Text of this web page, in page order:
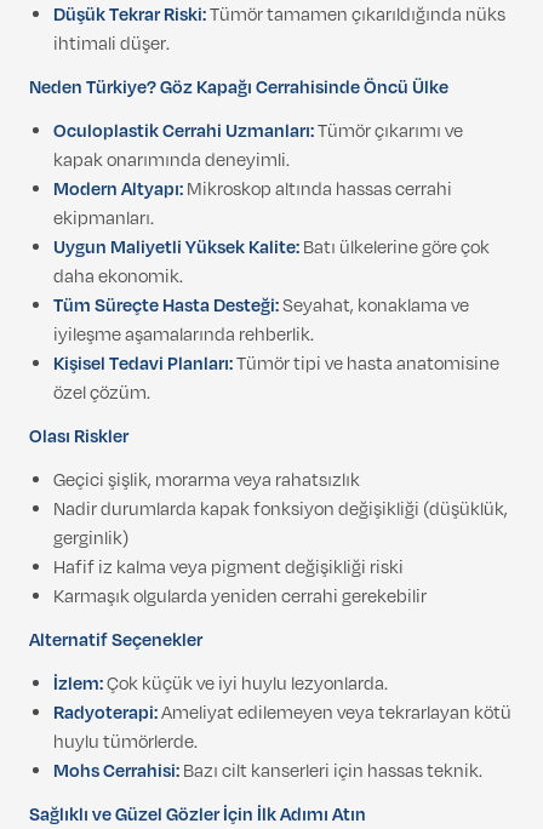
Düşük Tekrar Riski:Tümör tamamen çıkarıldığında nüks
ihtimali düşer.
Neden Türkiye? Göz Kapağı Cerrahisinde Öncü Ülke
Oculoplastik Cerrahi Uzmanları:Tümör çıkarımı ve
kapak onarımında deneyimli.
Modern Altyapı:Mikroskop altında hassas cerrahi
ekipmanları.
Uygun Maliyetli Yüksek Kalite:Batı ülkelerine göre çok
daha ekonomik.
Tüm Süreçte Hasta Desteği:Seyahat, konaklama ve
iyileşme aşamalarında rehberlik.
Kişisel Tedavi Planları:Tümör tipi ve hasta anatomisine
özel çözüm.
Olası Riskler
Geçici şişlik, morarma veya rahatsızlık
Nadir durumlarda kapak fonksiyon değişikliği (düşüklük,
gerginlik)
Hafif iz kalma veya pigment değişikliği riski
Karmaşık olgularda yeniden cerrahi gerekebilir
Alternatif Seçenekler
İzlem:Çok küçük ve iyi huylu lezyonlarda.
Radyoterapi:Ameliyat edilemeyen veya tekrarlayan kötü
huylu tümörlerde.
Mohs Cerrahisi:Bazı cilt kanserleri için hassas teknik.
Sağlıklı ve Güzel Gözler İçin İlk Adımı Atın